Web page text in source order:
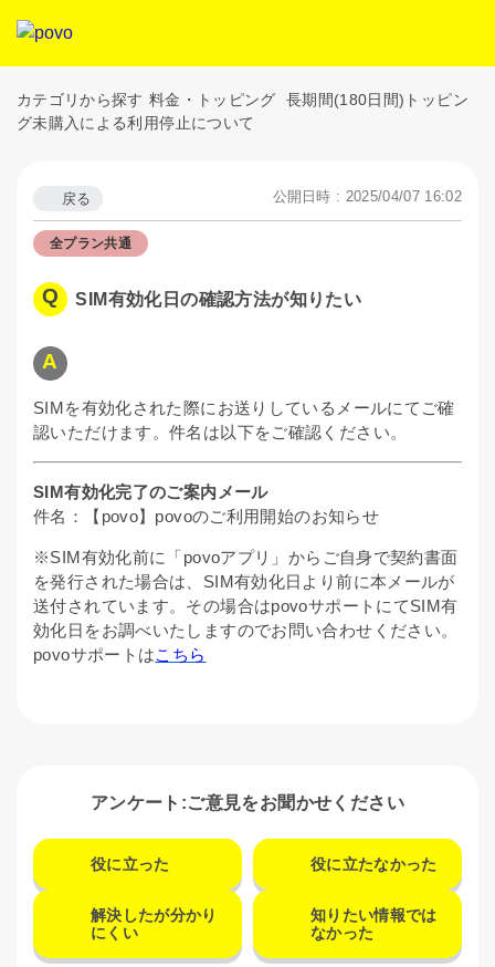
カテゴリから探す 料金・トッピング
長期間(180日間)トッピン
グ未購入による利用停止について
戻る 公開日時 : 2025/04/07 16:02
全プラン共通
SIM有効化日の確認方法が知りたい
SIMを有効化された際にお送りしているメールにてご確
認いただけます。件名は以下をご確認ください。
SIM有効化完了のご案内メール
件名：【povo】povoのご利用開始のお知らせ
※SIM有効化前に「povoアプリ」からご自身で契約書面
を発行された場合は、SIM有効化日より前に本メールが
送付されています。その場合はpovoサポートにてSIM有
効化日をお調べいたしますのでお問い合わせください。
povoサポートはこちら
アンケート:ご意見をお聞かせください
役に立った 役に立たなかった
解決したが分かり
にくい
知りたい情報では
なかった